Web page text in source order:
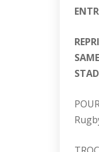
ENTR